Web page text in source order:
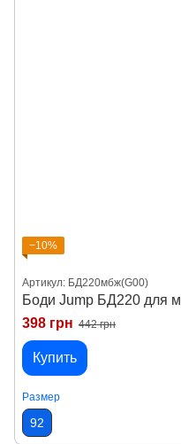
−10%
Артикул: БД220мбж(G00)
Боди Jump БД220 для
398 грн 442 грн
Купить
Размер
92